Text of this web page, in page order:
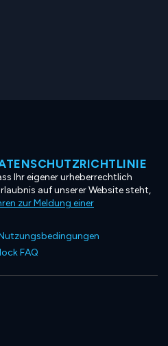
Ihr eigener urheberrechtlich
auf unserer Website steht,
zur Meldung einer
FAQ